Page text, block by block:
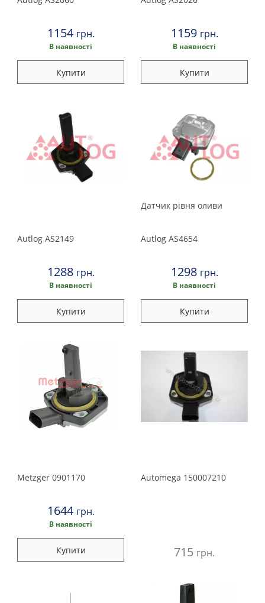
Porsche
Renault
Seat
Skoda
Subaru
Suzuki
Toyota
Volkswagen
1154 грн.
В наявності
Купити
1159 грн.
В наявності
Купити
Autlog AS2149
1288 грн.
В наявності
Купити
Датчик рiвня оливи
Autlog AS4654
1298 грн.
В наявності
Купити
Metzger 0901170
1644 грн.
В наявності
Купити
Automega 150007210
715 грн.